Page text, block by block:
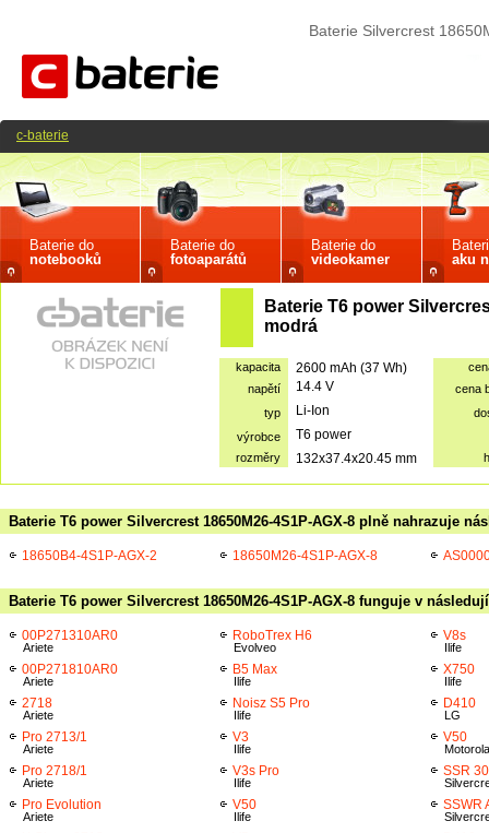
Baterie Silvercrest
Baterie do
notebooků
Baterie do
fotoaparátů
Baterie do
videokamer
aku
Baterie T6 power
modrá
kapacita 2600 mAh (37 Wh)
napětí
14.4 V
cena
typ
Li-Ion
výrobce
T6 power
rozměry 132x37.4x20.45 mm
Baterie T6 power Silvercrest 18650M26-4S1P-AGX-8 plně nahrazuje
18650B4-4S1P-AGX-2 18650M26-4S1P-AGX-8
Baterie T6 power Silvercrest 18650M26-4S1P-AGX-8 funguje v
00P271310AR0
Ariete
00P271810AR0
Ariete
2718
Ariete
Pro 2713/1
Ariete
Pro 2718/1
Ariete
Pro Evolution
Ariete
RoboTrex H6
Evolveo
B5 Max
Ilife
Noisz S5 Pro
Ilife
V3
Ilife
V3s Pro
Ilife
V50
Ilife
V8s
Ilife
X750
Ilife
D410
LG
V50
Motorola
SSR
SSWR
c-baterie